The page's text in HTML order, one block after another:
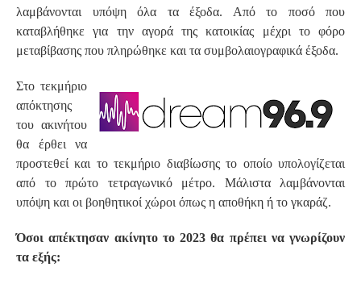
λαμβάνονται υπόψη όλα τα έξοδα. Από το ποσό που
καταβλήθηκε για την αγορά της κατοικίας μέχρι το φόρο
μεταβίβασης που πληρώθηκε και τα συμβολαιογραφικά έξοδα.
Στο τεκμήριο
απόκτησης
του ακινήτου
θα έρθει να
προστεθεί και το τεκμήριο διαβίωσης το οποίο υπολογίζεται
από το πρώτο τετραγωνικό μέτρο. Μάλιστα λαμβάνονται
υπόψη και οι βοηθητικοί χώροι όπως η αποθήκη ή το γκαράζ.
Όσοι απέκτησαν ακίνητο το 2023 θα πρέπει να γνωρίζουν
τα εξής: